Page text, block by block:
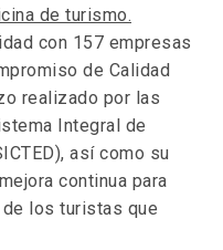
de turismo.
con 157 empresas
de Calidad
realizado por las
Integral de
así como su
continua para
los turistas que